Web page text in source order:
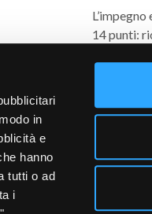
in
e
hanno
tutti o ad
i
14 punti: